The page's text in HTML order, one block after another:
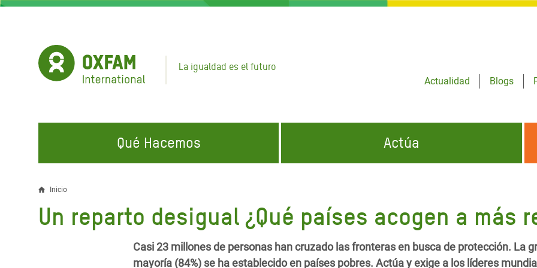
Pasar
La igualdad es el futuro
Actualidad
Blogs
Qué Hacemos
EN QUÉ TRABAJAMOS
Agua y Servicios de
Saneamiento
Alimentación, Crisis Climática,
Gaza Crisis Appeal
Líbano
CONÓCENOS
Actúa
ÚNETE A NUESTRAS CAMPAÑAS
Climate Justice
Únete a Nuestra Comunidad para
enlaces
Inicio
Un reparto desigual ¿Qué países acogen a más
Casi 23 millones de personas han cruzado las fronteras en busca de protección. La
mayoría (84%) se ha establecido en países pobres. Actúa y exige a los líderes